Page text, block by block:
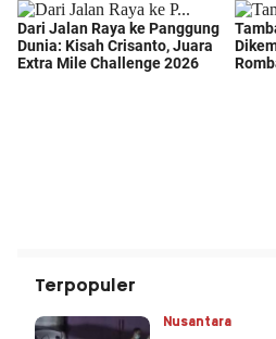
Terpopuler
Nusantara